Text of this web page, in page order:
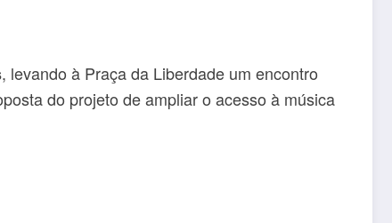
, levando à Praça da Liberdade um encontro
do projeto de ampliar o acesso à música